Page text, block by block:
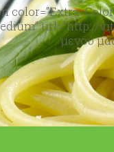
color=”Extra-
url=”http://
μενού